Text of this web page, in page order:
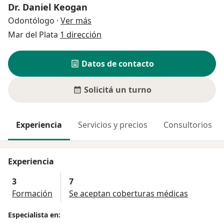
Dr. Daniel Keogan
Odontólogo · Ver más
Mar del Plata 1 dirección
Datos de contacto
Solicitá un turno
Experiencia Servicios y precios Consultorios
Experiencia
3
Formación
7
Se aceptan coberturas médicas
Especialista en: